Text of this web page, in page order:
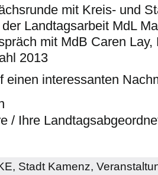
mit Kreis- und
Landtagsarbeit MdL
mit MdB Caren
2013
einen interessanten
, Stadt Kamenz,